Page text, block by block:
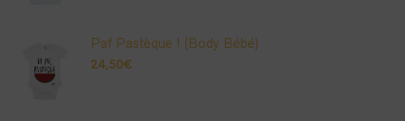
Paf Pastèque ! (Body Bébé)
24,50€